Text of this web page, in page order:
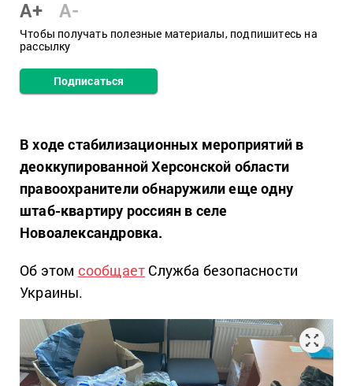
A+ A-
Чтобы получать полезные материалы, подпишитесь на
рассылку
Подписаться
В ходе стабилизационных мероприятий в
деоккупированной Херсонской области
правоохранители обнаружили еще одну
штаб-квартиру россиян в селе
Новоалександровка.
Об этом сообщает Служба безопасности
Украины.